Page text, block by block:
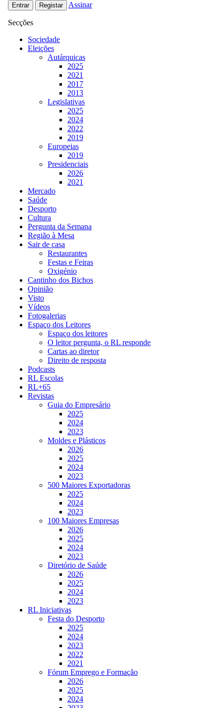
Entrar Registar Assinar
Secções
Sociedade
Eleições
Autárquicas
2025
2021
2017
2013
Legislativas
2025
2024
2022
2019
Europeias
2019
Presidenciais
2026
2021
Mercado
Saúde
Desporto
Cultura
Pergunta da Semana
Região à Mesa
Sair de casa
Restaurantes
Festas e Feiras
Oxigénio
Cantinho dos Bichos
Opinião
Visto
Vídeos
Fotogalerias
Espaço dos Leitores
Espaço dos leitores
O leitor pergunta, o RL responde
Cartas ao diretor
Direito de resposta
Podcasts
RL Escolas
RL+65
Revistas
Guia do Empresário
2025
2024
2023
Moldes e Plásticos
2026
2025
2024
2023
500 Maiores Exportadoras
2025
2024
2023
100 Maiores Empresas
2026
2025
2024
2023
Diretório de Saúde
2026
2025
2024
2023
RL Iniciativas
Festa do Desporto
2025
2024
2023
2022
2021
Fórum Emprego e Formação
2026
2025
2024